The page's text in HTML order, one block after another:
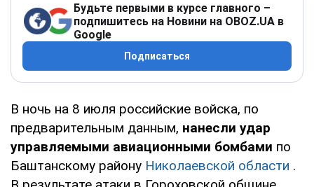
Будьте первыми в курсе главного –
подпишитесь на Новини на OBOZ.UA в
Google
Подписаться
В ночь на 8 июля российские войска, по
предварительным данным, нанесли удар
управляемыми авиационными бомбами по
Баштанскому району Николаевской области .